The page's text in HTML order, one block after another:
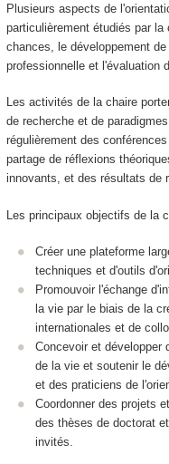
Plusieurs aspects de
particulièrement étudiés par
chances, le développement
professionnelle et l'évaluation
Les activités de la chaire
de recherche et de
régulièrement des
partage de réflexions
innovants, et des résultats de
Les principaux objectifs de la
Créer une plateforme
techniques et d'outils
Promouvoir l'échange
la vie par le biais de la
internationales et de
Concevoir et développer
de la vie et soutenir le
et des praticiens de
Coordonner des projets
des thèses de doctorat
invités.